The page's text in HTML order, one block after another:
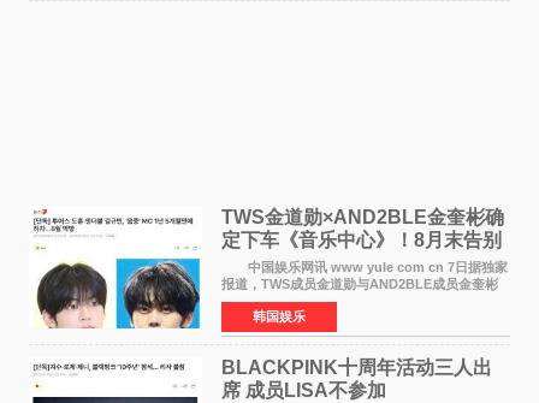
TWS金道勋×AND2BLE金奎彬确
定下车《音乐中心》！8月末告别
MC席位
中国娱乐网讯 www yule com cn 7日据独家
报道，TWS成员金道勋与AND2BLE成员金奎彬
将于8月离开《音乐中心》MC的位置。 金道
勋与金奎彬于去年3月与H2H A-NA一起被选为
《音乐中心》MC，约1
韩国娱乐
BLACKPINK十周年活动三人出
席 成员LISA不参加